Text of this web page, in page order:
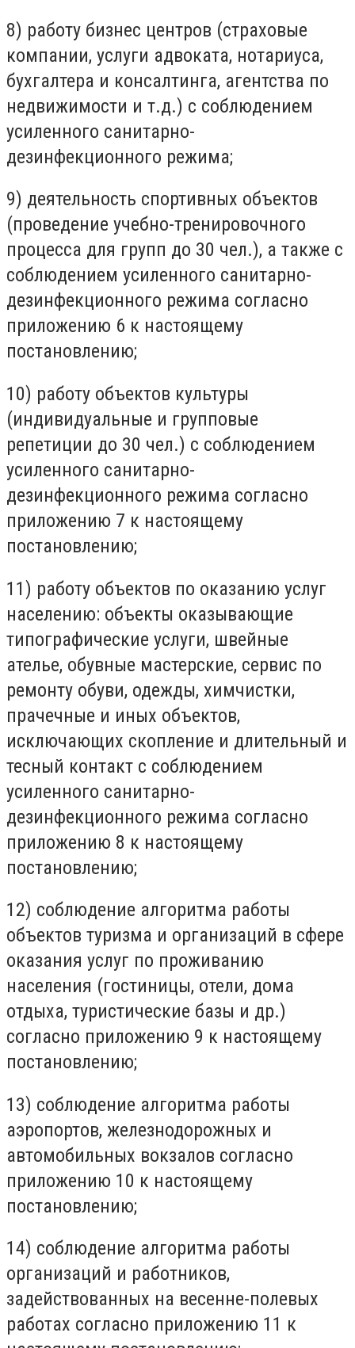
8) работу бизнес центров (страховые
компании, услуги адвоката, нотариуса,
бухгалтера и консалтинга, агентства по
недвижимости и т.д.) с соблюдением
усиленного санитарно-
дезинфекционного режима;
9) деятельность спортивных объектов
(проведение учебно-тренировочного
процесса для групп до 30 чел.), а также с
соблюдением усиленного санитарно-
дезинфекционного режима согласно
приложению 6 к настоящему
постановлению;
10) работу объектов культуры
(индивидуальные и групповые
репетиции до 30 чел.) с соблюдением
усиленного санитарно-
дезинфекционного режима согласно
приложению 7 к настоящему
постановлению;
11) работу объектов по оказанию услуг
населению: объекты оказывающие
типографические услуги, швейные
ателье, обувные мастерские, сервис по
ремонту обуви, одежды, химчистки,
прачечные и иных объектов,
исключающих скопление и длительный и
тесный контакт с соблюдением
усиленного санитарно-
дезинфекционного режима согласно
приложению 8 к настоящему
постановлению;
12) соблюдение алгоритма работы
объектов туризма и организаций в сфере
оказания услуг по проживанию
населения (гостиницы, отели, дома
отдыха, туристические базы и др.)
согласно приложению 9 к настоящему
постановлению;
13) соблюдение алгоритма работы
аэропортов, железнодорожных и
автомобильных вокзалов согласно
приложению 10 к настоящему
постановлению;
14) соблюдение алгоритма работы
организаций и работников,
задействованных на весенне-полевых
работах согласно приложению 11 к